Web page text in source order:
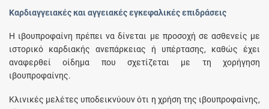
Καρδιαγγειακές και αγγειακές εγκεφαλικές επιδράσεις
Η ιβουπροφαίνη πρέπει να δίνεται με προσοχή σε ασθενείς με
ιστορικό καρδιακής ανεπάρκειας ή υπέρτασης, καθώς έχει
αναφερθεί οίδημα που σχετίζεται με τη χορήγηση
ιβουπροφαίνης.
Κλινικές μελέτες υποδεικνύουν ότι η χρήση της ιβουπροφαίνης,